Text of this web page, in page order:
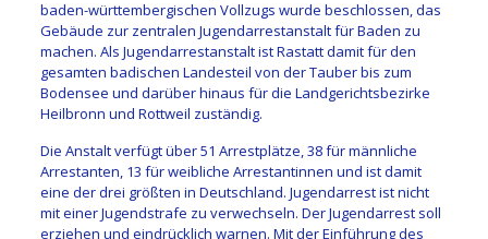
baden-württembergischen Vollzugs wurde beschlossen, das
Gebäude zur zentralen Jugendarrestanstalt für Baden zu
machen. Als Jugendarrestanstalt ist Rastatt damit für den
gesamten badischen Landesteil von der Tauber bis zum
Bodensee und darüber hinaus für die Landgerichtsbezirke
Heilbronn und Rottweil zuständig.
Die Anstalt verfügt über 51 Arrestplätze, 38 für männliche
Arrestanten, 13 für weibliche Arrestantinnen und ist damit
eine der drei größten in Deutschland. Jugendarrest ist nicht
mit einer Jugendstrafe zu verwechseln. Der Jugendarrest soll
erziehen und eindrücklich warnen. Mit der Einführung des